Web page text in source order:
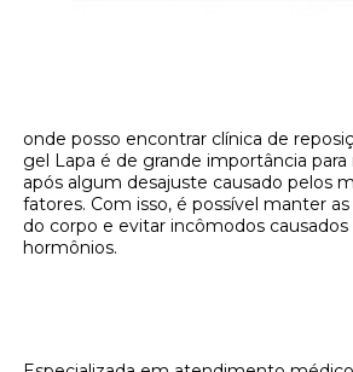
onde posso encontrar clínica de
gel Lapa é de grande importância
após algum desajuste causado pelos
fatores. Com isso, é possível manter
do corpo e evitar incômodos causados
hormônios.